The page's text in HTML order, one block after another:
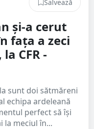
Salvează
și-a cerut
fața a zeci
CFR -
sunt doi sătmăreni
echipa ardeleană
perfect să își
la meciul în...